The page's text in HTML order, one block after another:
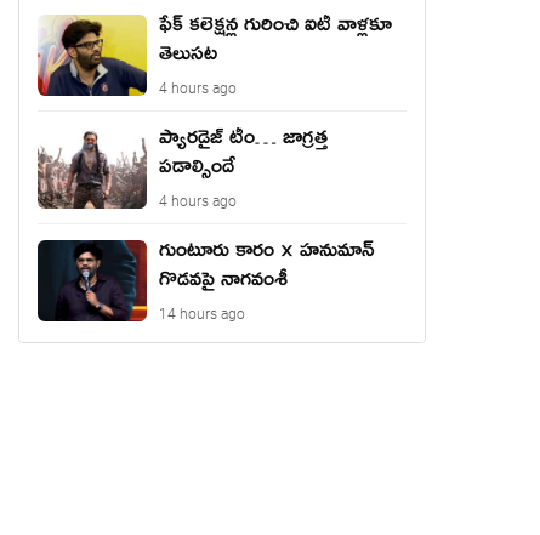
ఫేక్ క‌లెక్ష‌న్ల గురించి ఐటీ వాళ్ల‌కూ
తెలుస‌ట‌
4 hours ago
ప్యారడైజ్ టీం… జాగ్రత్త
పడాల్సిందే
4 hours ago
గుంటూరు కారం × హనుమాన్
గొడవపై నాగవంశీ
14 hours ago